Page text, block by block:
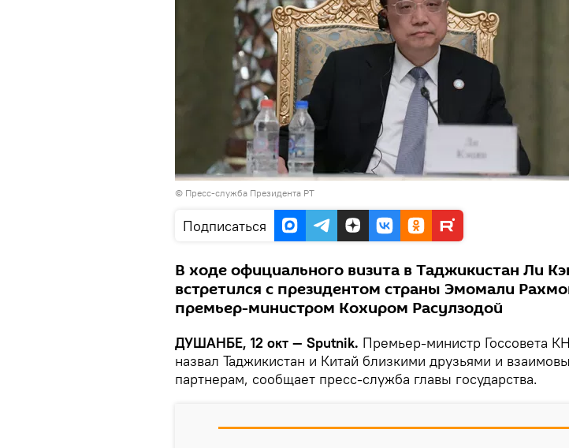
© Пресс-служба Президента РТ
Подписаться
В ходе официального визита в Таджикистан Ли
встретился с президентом страны Эмомали
премьер-министром Кохиром Расулзодой
ДУШАНБЕ, 12 окт — Sputnik. Премьер-министр Госсовета
назвал Таджикистан и Китай близкими друзьями и
партнерам, сообщает пресс-служба главы государства.